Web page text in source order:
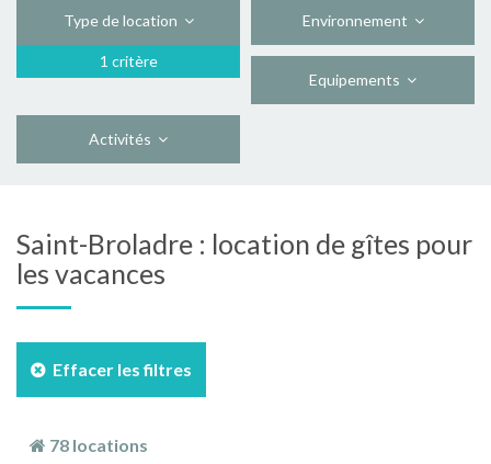
Type de location
1 critère
Environnement
Equipements
Activités
Saint-Broladre : location de gîtes pour
les vacances
Effacer les filtres
78 locations